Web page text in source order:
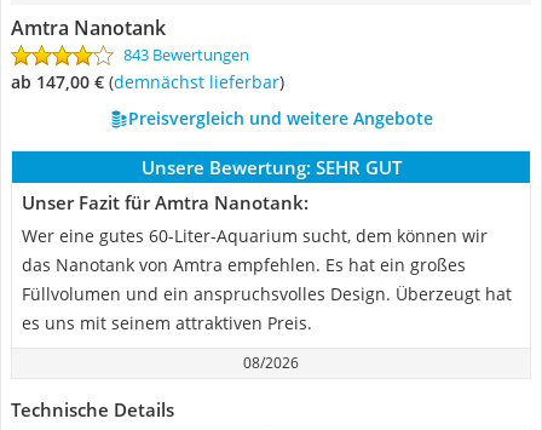
Amtra Nanotank
843 Bewertungen
ab 147,00 € ( Demnächst lieferbar)
Preisvergleich und weitere Angebote
Unsere Bewertung: SEHR GUT
Unser Fazit für Amtra Nanotank:
Wer eine gutes 60-Liter-Aquarium sucht, dem können wir
das Nanotank von Amtra empfehlen. Es hat ein großes
Füllvolumen und ein anspruchsvolles Design. Überzeugt hat
es uns mit seinem attraktiven Preis.
08/2026
Technische Details